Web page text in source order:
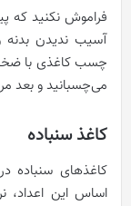
فراموش نکنید که
آسیب ندیدن
چسب کاغذی با
می‌چسبانید و بعد
کاغذ سنباده
کاغذهای سنباده
اساس این اعداد،